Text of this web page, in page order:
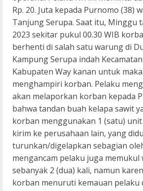
Rp. 20. Juta kepada Purnomo (38)
Tanjung Serupa. Saat itu, Minggu
2023 sekitar pukul 00.30 WIB
berhenti di salah satu warung di
Kampung Serupa indah
Kabupaten Way kanan untuk
menghampiri korban. Pelaku
akan melaporkan korban kepada
bahwa tandan buah kelapa sawit
korban menggunakan 1 (satu)
kirim ke perusahaan lain, yang
turunkan/digelapkan sebagian
mengancam pelaku juga memukul
sebanyak 2 (dua) kali, namun
korban menuruti kemauan pelaku